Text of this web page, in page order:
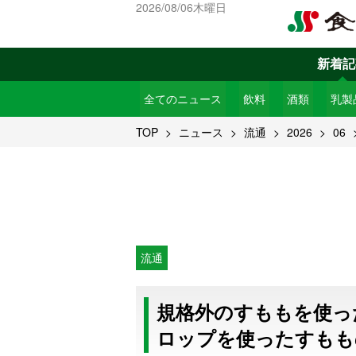
2026/08/06木曜日
新着
全てのニュース 飲料 酒類 乳製
TOP ニュース 流通 2026 06
流通
規格外のすももを使
ロップを使ったすも